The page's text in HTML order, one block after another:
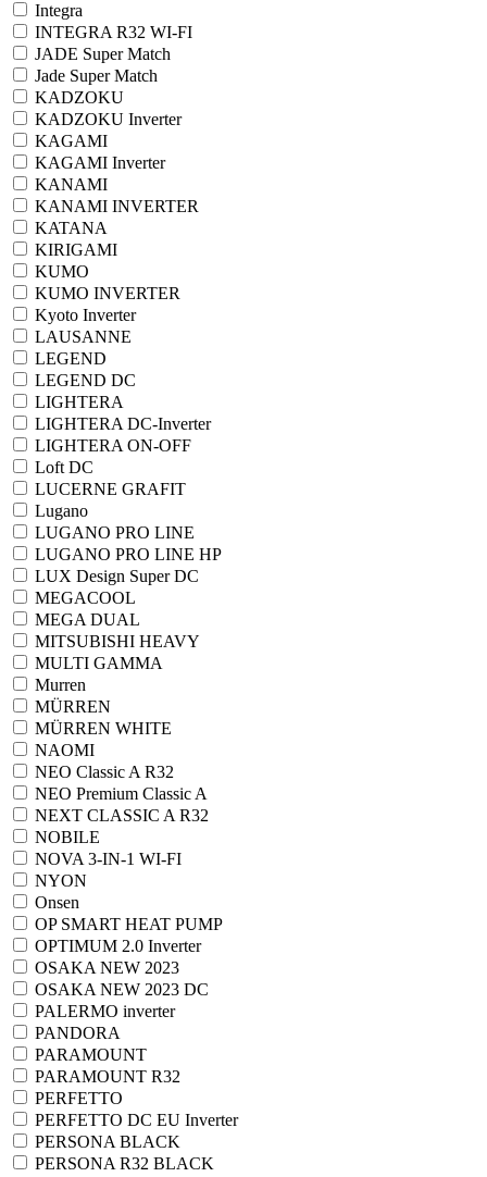
Integra
INTEGRA R32 WI-FI
JADE Super Match
Jade Super Match
KADZOKU
KADZOKU Inverter
KAGAMI
KAGAMI Inverter
KANAMI
KANAMI INVERTER
KATANA
KIRIGAMI
KUMO
KUMO INVERTER
Kyoto Inverter
LAUSANNE
LEGEND
LEGEND DC
LIGHTERA
LIGHTERA DC-Inverter
LIGHTERA ON-OFF
Loft DC
LUCERNE GRAFIT
Lugano
LUGANO PRO LINE
LUGANO PRO LINE HP
LUX Design Super DC
MEGACOOL
MEGA DUAL
MITSUBISHI HEAVY
MULTI GAMMA
Murren
MÜRREN
MÜRREN WHITE
NAOMI
NEO Classic A R32
NEO Premium Classic A
NEXT CLASSIC A R32
NOBILE
NOVA 3-IN-1 WI-FI
NYON
Onsen
OP SMART HEAT PUMP
OPTIMUM 2.0 Inverter
OSAKA NEW 2023
OSAKA NEW 2023 DC
PALERMO inverter
PANDORA
PARAMOUNT
PARAMOUNT R32
PERFETTO
PERFETTO DC EU Inverter
PERSONA BLACK
PERSONA R32 BLACK